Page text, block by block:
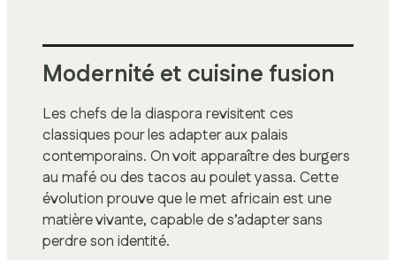
Modernité et cuisine fusion
Les chefs de la diaspora revisitent ces
classiques pour les adapter aux palais
contemporains. On voit apparaître des burgers
au mafé ou des tacos au poulet yassa. Cette
évolution prouve que le met africain est une
matière vivante, capable de s’adapter sans
perdre son identité.